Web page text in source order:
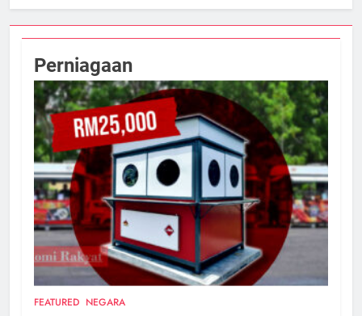
Perniagaan
FEATURED NEGARA